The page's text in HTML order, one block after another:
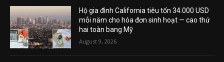
Hộ gia đình California tiêu tốn 34.000 USD
mỗi năm cho hóa đơn sinh hoạt — cao thứ
hai toàn bang Mỹ
August 9, 2026